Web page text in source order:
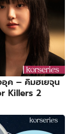
อุค – คิมฮเยจุน
Killers 2